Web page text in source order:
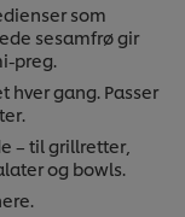
som
sesamfrø gir
preg.
hver gang. Passer
– til grillretter,
og bowls.